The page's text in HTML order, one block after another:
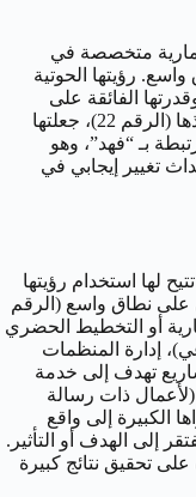
مهندسة معمارية متخصصة في
رؤيتها الحوتية
الفائقة على
تحويل هذه الرؤى إلى مخططات عملية وتنفيذها (الرقم 22)، جعلتها
بـ “فهد”، وهو
تغيير إيجابي في
التي تتيح لها استخدام رؤيتها
على نطاق واسع (الرقم
أو التخطيط الحضري
إدارة المنظمات
تهدف إلى خدمة
(لأعمال ذات رسالة
الكبيرة إلى واقع
إلى الهدف أو التأثير.
على تحقيق نتائج كبيرة